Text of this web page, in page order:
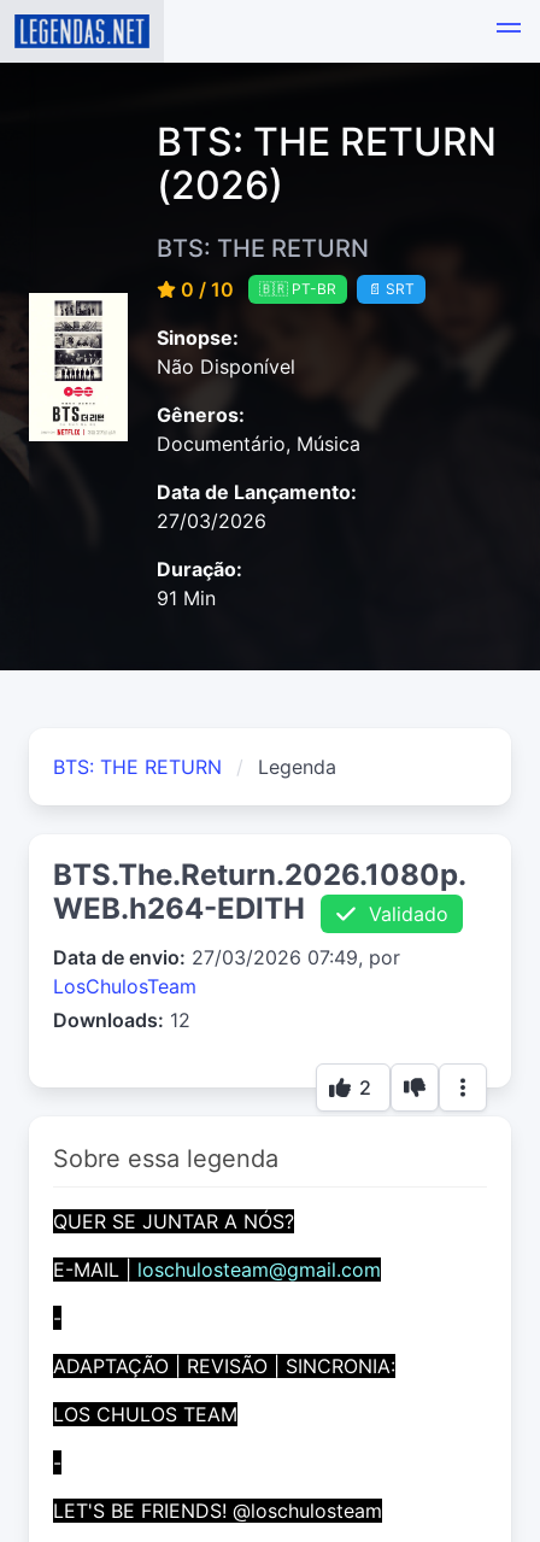
BTS: THE RETURN
(2026)
BTS: THE RETURN
0 / 10 🇧🇷 PT-BR 📄 SRT
Sinopse:
Não Disponível
Gêneros:
Documentário, Música
Data de Lançamento:
27/03/2026
Duração:
91 Min
BTS: THE RETURN Legenda
BTS.The.Return.2026.1080p.
WEB.h264-EDITH
Validado
Data de envio: 27/03/2026 07:49, por
LosChulosTeam
Downloads: 12
2
Sobre essa legenda
QUER SE JUNTAR A NÓS?
E-MAIL | loschulosteam@gmail.com
-
ADAPTAÇÃO | REVISÃO | SINCRONIA:
LOS CHULOS TEAM
-
LET'S BE FRIENDS! @loschulosteam